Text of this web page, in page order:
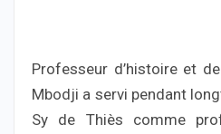
Professeur d’histoire et
Mbodji a servi pendant
Sy de Thiès comme